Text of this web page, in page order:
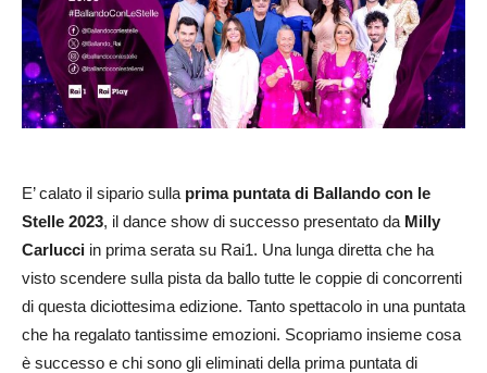
E’ calato il sipario sulla prima puntata di Ballando con le
Stelle 2023, il dance show di successo presentato da Milly
Carlucci in prima serata su Rai1. Una lunga diretta che ha
visto scendere sulla pista da ballo tutte le coppie di concorrenti
di questa diciottesima edizione. Tanto spettacolo in una puntata
che ha regalato tantissime emozioni. Scopriamo insieme cosa
è successo e chi sono gli eliminati della prima puntata di